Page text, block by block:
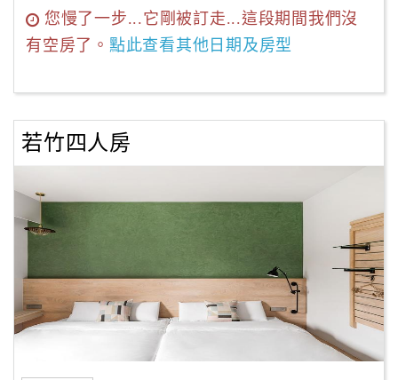
您慢了一步...它剛被訂走...這段期間我們沒
有空房了。 點此查看其他日期及房型
若竹四人房